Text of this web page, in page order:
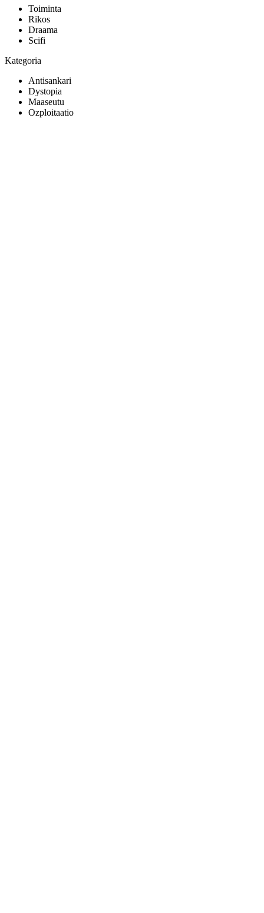
Toiminta
Rikos
Draama
Scifi
Kategoria
Antisankari
Dystopia
Maaseutu
Ozploitaatio